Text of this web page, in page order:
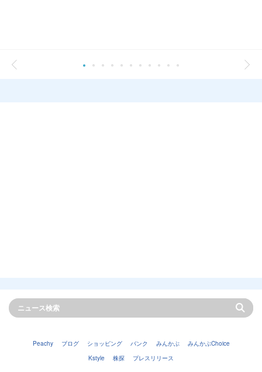
Peachy ブログ ショッピング バンク みんかぶ
みんかぶChoice
Kstyle
株探 プレスリリース